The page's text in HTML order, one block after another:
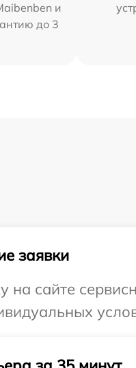
и
до 3
заявки
на сайте